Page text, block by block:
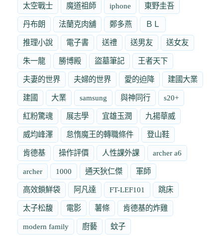
太空戰士 魔道祖師 iphone 東野圭吾
丹布朗 法蘭克肉舖 鄭多燕 ＢＬ
推理小說 電子書 送禮 送男友 送女友
朱一龍 勝博殿 盜墓筆記 王者天下
夫妻的世界 夫婦的世界 愛的迫降 建國大業
建國 大業 samsung 與神同行 s20+
紅粉驚魂 展志學 宜雄玉潤 九揚華威
威均峰澤 怠惰魔王的轉職條件 登山鞋
肯德基 操作評價 人性課外課 archer a6
archer 1000 通天狄仁傑 軍師
高效鎖鮮袋 阿凡達 FT-LEF101 跳床
太子松馥 電影 薯條 肯德基的炸雞
modern family 廚藝 蚊子